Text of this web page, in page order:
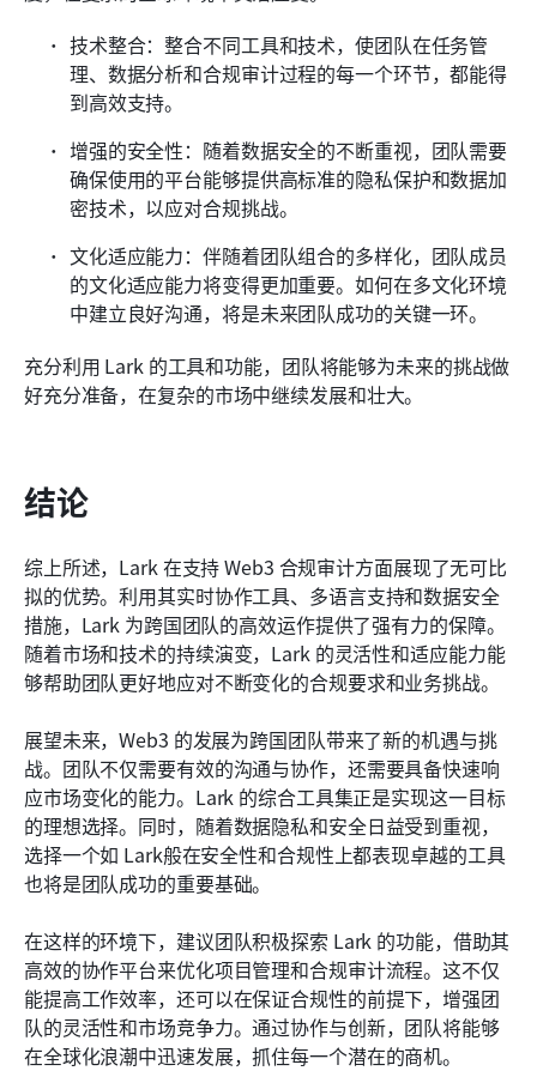
技术整合：整合不同工具和技术，使团队在任务管
理、数据分析和合规审计过程的每一个环节，都能得
到高效支持。
增强的安全性：随着数据安全的不断重视，团队需要
确保使用的平台能够提供高标准的隐私保护和数据加
密技术，以应对合规挑战。
文化适应能力：伴随着团队组合的多样化，团队成员
的文化适应能力将变得更加重要。如何在多文化环境
中建立良好沟通，将是未来团队成功的关键一环。
充分利用 Lark 的工具和功能，团队将能够为未来的挑战做
好充分准备，在复杂的市场中继续发展和壮大。
结论
综上所述，Lark 在支持 Web3 合规审计方面展现了无可比
拟的优势。利用其实时协作工具、多语言支持和数据安全
措施，Lark 为跨国团队的高效运作提供了强有力的保障。
随着市场和技术的持续演变，Lark 的灵活性和适应能力能
够帮助团队更好地应对不断变化的合规要求和业务挑战。
展望未来，Web3 的发展为跨国团队带来了新的机遇与挑
战。团队不仅需要有效的沟通与协作，还需要具备快速响
应市场变化的能力。Lark 的综合工具集正是实现这一目标
的理想选择。同时，随着数据隐私和安全日益受到重视，
选择一个如 Lark般在安全性和合规性上都表现卓越的工具
也将是团队成功的重要基础。
在这样的环境下，建议团队积极探索 Lark 的功能，借助其
高效的协作平台来优化项目管理和合规审计流程。这不仅
能提高工作效率，还可以在保证合规性的前提下，增强团
队的灵活性和市场竞争力。通过协作与创新，团队将能够
在全球化浪潮中迅速发展，抓住每一个潜在的商机。